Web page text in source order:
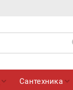
Сантехника